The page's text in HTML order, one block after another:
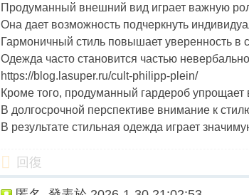
Продуманный внешний вид играет важную
Она дает возможность подчеркнуть
Гармоничный стиль повышает уверенность в
Одежда часто становится частью
https://blog.lasuper.ru/cult-philipp-plein/
Кроме того, продуманный гардероб
В долгосрочной перспективе внимание к
В результате стильная одежда играет
回復